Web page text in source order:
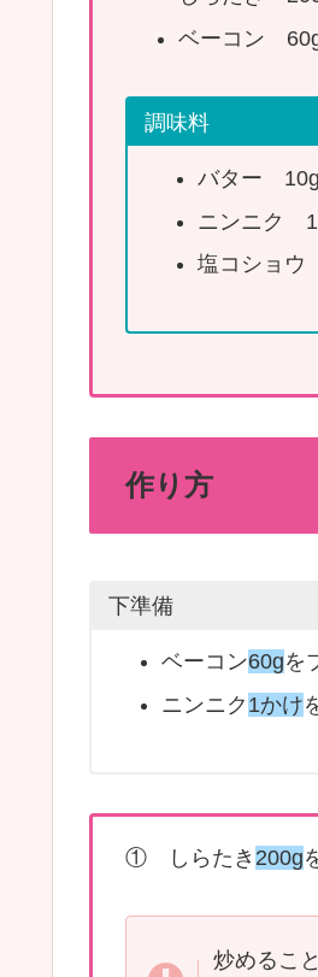
ベーコン
調味料
バター 10g
ニンニク 1
塩コショ
作り方
下準備
ベーコン60gを
ニンニク 1かけ
① しらたき 200g
炒めるこ